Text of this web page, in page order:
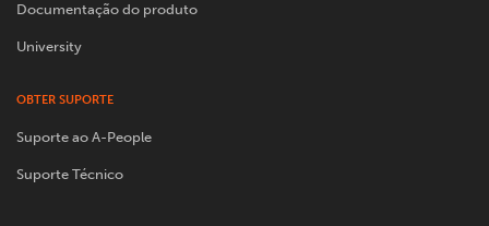
Documentação do produto
University
OBTER SUPORTE
Suporte ao A-People
Suporte Técnico